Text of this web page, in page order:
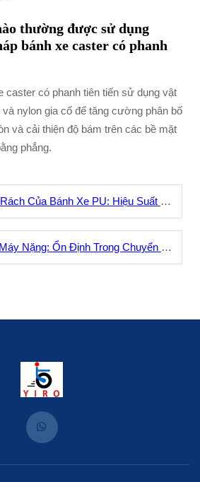
thường được sử dụng
bánh xe caster có phanh
caster có phanh tiên tiến sử dụng vật
nylon gia cố để tăng cường phân bố
và cải thiện độ bám trên các bề mặt
phẳng.
Của Bánh Xe PU: Hiệu Suất Bền Lâu
Nặng: Ổn Định Trong Chuyển Động